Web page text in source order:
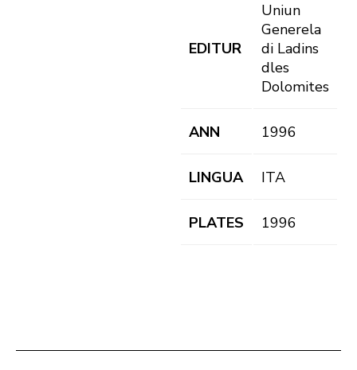
EDITUR
Uniun
Generela
di Ladins
dles
Dolomites
ANN 1996
LINGUA ITA
PLATES 1996